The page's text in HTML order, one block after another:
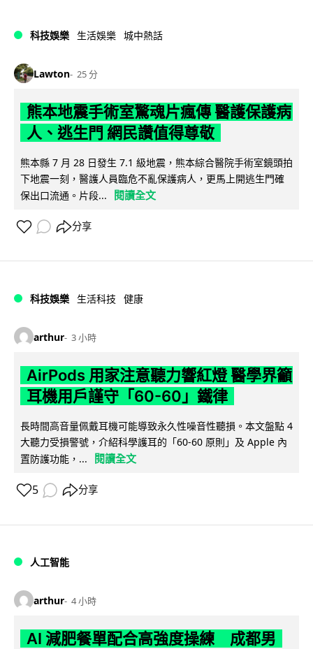
科技娛樂 生活娛樂 城中熱話
Lawton 25 分
熊本地震手術室驚魂片瘋傳 醫護保護病
人、逃生門 網民讚值得尊敬
熊本縣 7 月 28 日發生 7.1 級地震，熊本綜合醫院手術室鏡頭拍
下地震一刻，醫護人員臨危不亂保護病人，更馬上開逃生門確
保出口流通。片段...
閱讀全文
分享
科技娛樂 生活科技 健康
arthur 3 小時
AirPods 用家注意聽力響紅燈 醫學界籲
耳機用戶謹守「60-60」鐵律
長時間高音量佩戴耳機可能導致永久性噪音性聽損。本文盤點 4
大聽力受損警號，介紹科學護耳的「60-60 原則」及 Apple 內
置防護功能，...
閱讀全文
5 分享
人工智能
arthur 4 小時
AI 減肥餐單配合高強度操練 成都男